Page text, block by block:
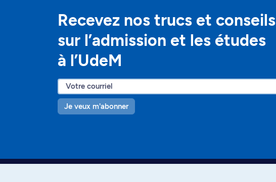
Recevez nos trucs et conseils
sur l’admission et les études
à l’UdeM
Je veux m'abonner